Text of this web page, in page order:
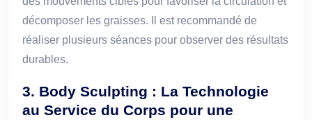
décomposer les graisses. Il est recommandé de
réaliser plusieurs séances pour observer des résultats
durables.
3. Body Sculpting : La Technologie
au Service du Corps pour une